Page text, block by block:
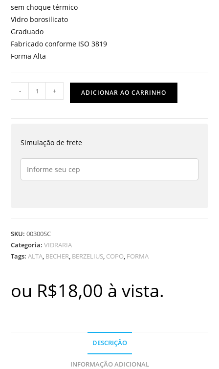
sem choque térmico
Vidro borosilicato
Graduado
Fabricado conforme ISO 3819
Forma Alta
BERZELIUS
quantidade
- + ADICIONAR AO CARRINHO
Simulação de frete
SKU:00300SC
Categoria:VIDRARIA
Tags:ALTA, BECHER, BERZELIUS, COPO, FORMA
ou R$18,00 à vista.
DESCRIÇÃO
INFORMAÇÃO ADICIONAL